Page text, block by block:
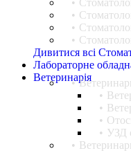
Дивитися всі
Лабораторне
Ветеринарія
УЗД